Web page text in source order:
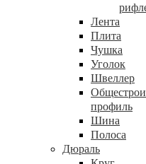
Лента
Плита
Чушка
Уголок
Швеллер
профиль
Шина
Полоса
Дюраль